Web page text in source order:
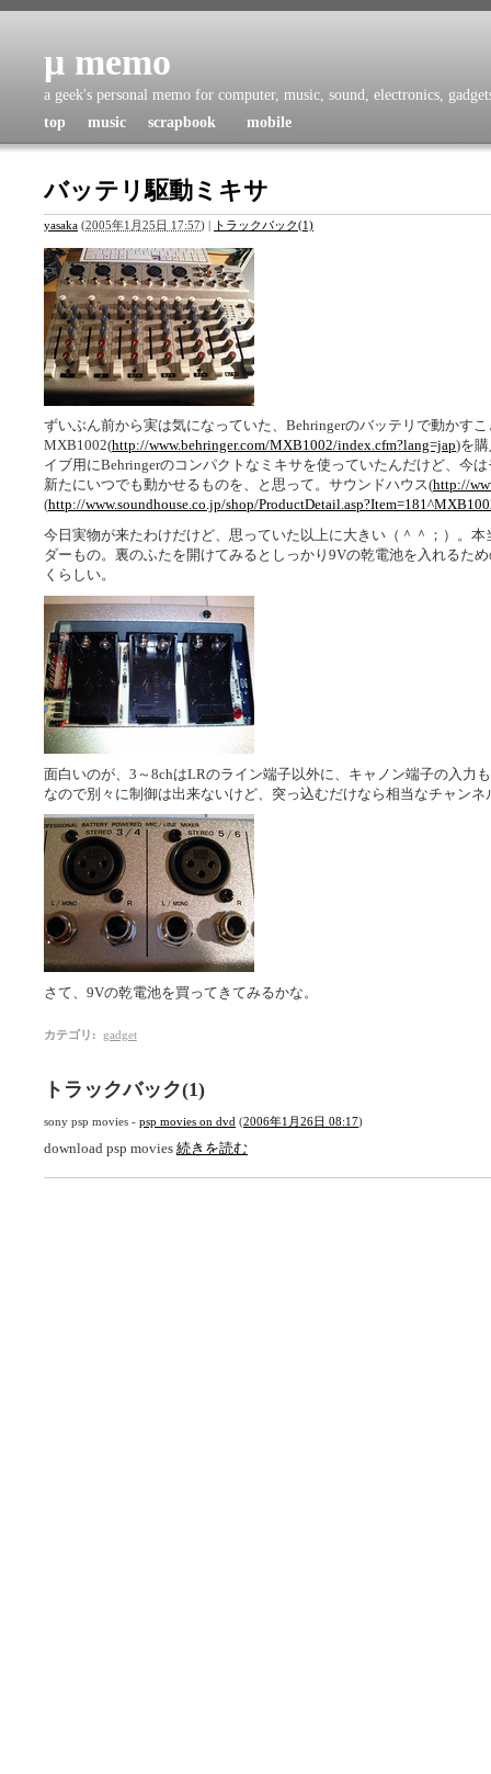
μ memo
a geek's personal memo for computer, music, sound, electronics,
top
music scrapbook mobile
バッテリ駆動ミキサ
yasaka (2005年1月25日 17:57) | トラックバック(1)
ずいぶん前から実は気になっていた、Behringerのバッテリで動かす
MXB1002(http://www.behringer.com/MXB1002/index.cfm?lang=jap)を
イブ用にBehringerのコンパクトなミキサを使っていたんだけど、今
新たにいつでも動かせるものを、と思って。サウンドハウス(http://
(http://www.soundhouse.co.jp/shop/
今日実物が来たわけだけど、思っていた以上に大きい（＾＾；）。
ダーもの。裏のふたを開けてみるとしっかり9Vの乾電池を入れるた
くらしい。
面白いのが、3～8chはLRのライン端子以外に、キャノン端子の入力
なので別々に制御は出来ないけど、突っ込むだけなら相当なチャン
さて、9Vの乾電池を買ってきてみるかな。
カテゴリ : gadget
トラックバック(1)
sony psp movies - psp movies on dvd (2006年1月26日 08:17)
download psp movies 続きを読む